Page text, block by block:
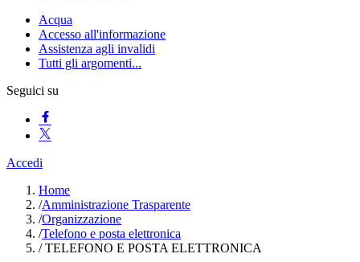
Acqua
Accesso all'informazione
Assistenza agli invalidi
Tutti gli argomenti...
Seguici su
Accedi
Home
/Amministrazione Trasparente
/Organizzazione
/Telefono e posta elettronica
/TELEFONO E POSTA ELETTRONICA